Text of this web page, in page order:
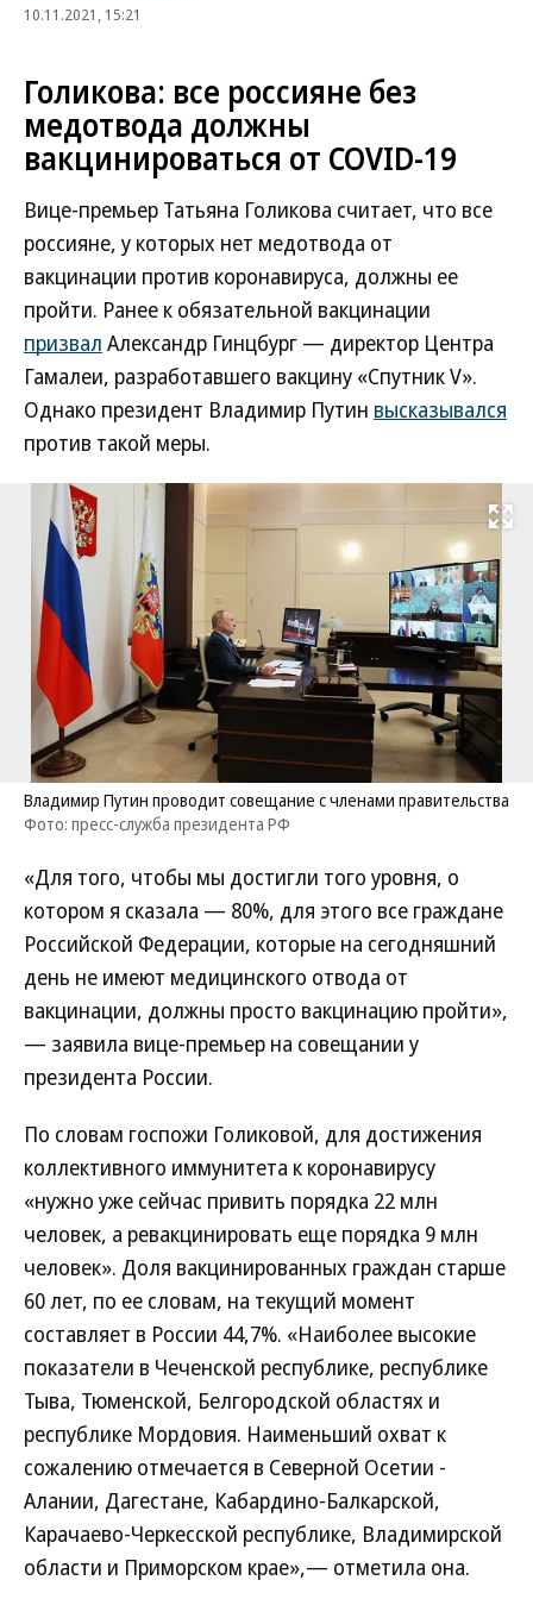
10.11.2021, 15:21
Голикова: все россияне без
медотвода должны
вакцинироваться от COVID-19
Вице-премьер Татьяна Голикова считает, что все
россияне, у которых нет медотвода от
вакцинации против коронавируса, должны ее
пройти. Ранее к обязательной вакцинации
призвал Александр Гинцбург — директор Центра
Гамалеи, разработавшего вакцину «Спутник V».
Однако президент Владимир Путин высказывался
против такой меры.
Развернуть
Владимир Путин проводит совещание с членами правительства
Фото: пресс-служба президента РФ
«Для того, чтобы мы достигли того уровня, о
котором я сказала — 80%, для этого все граждане
Российской Федерации, которые на сегодняшний
день не имеют медицинского отвода от
вакцинации, должны просто вакцинацию пройти»,
— заявила вице-премьер на совещании у
президента России.
По словам госпожи Голиковой, для достижения
коллективного иммунитета к коронавирусу
«нужно уже сейчас привить порядка 22 млн
человек, а ревакцинировать еще порядка 9 млн
человек». Доля вакцинированных граждан старше
60 лет, по ее словам, на текущий момент
составляет в России 44,7%. «Наиболее высокие
показатели в Чеченской республике, республике
Тыва, Тюменской, Белгородской областях и
республике Мордовия. Наименьший охват к
сожалению отмечается в Северной Осетии -
Алании, Дагестане, Кабардино-Балкарской,
Карачаево-Черкесской республике, Владимирской
области и Приморском крае»,— отметила она.